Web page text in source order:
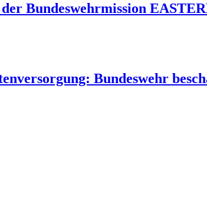
Bundeswehrmission
Bundeswehr